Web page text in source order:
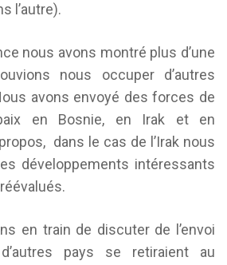
l’autre).
nous avons montré plus d’une
nous occuper d’autres
avons envoyé des forces de
en Bosnie, en Irak et en
dans le cas de l’Irak nous
développements intéressants
en train de discuter de l’envoi
pays se retiraient au